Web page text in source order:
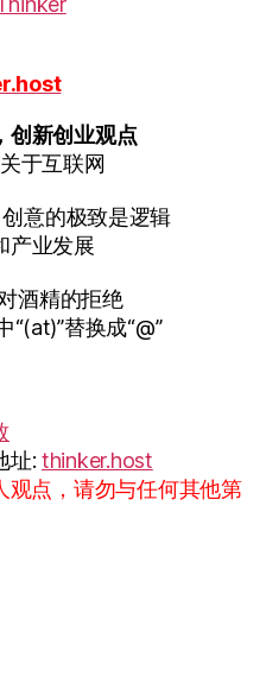
创新创业观点
于互联网
意的极致是逻辑
产业发展
酒精的拒绝
替换成“@”
址: thinker.host
观点，请勿与任何其他第